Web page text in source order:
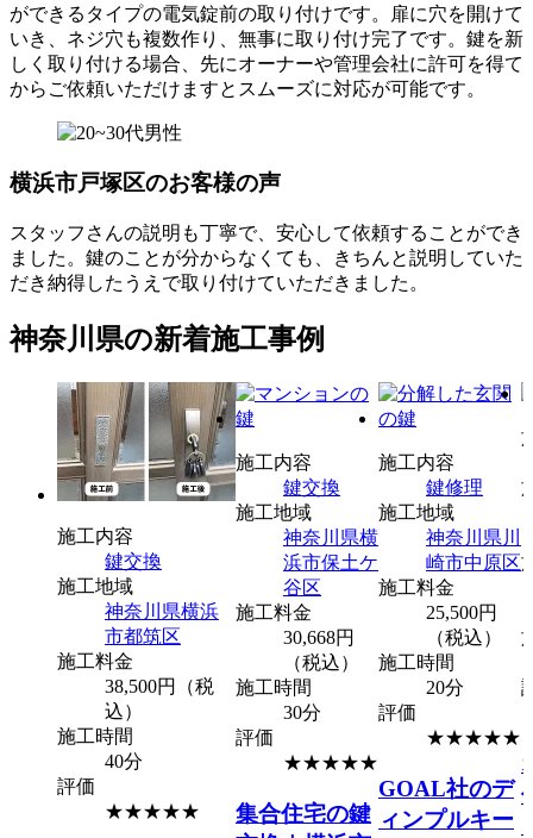
ができるタイプの電気錠前の取り付けです。扉に穴を開けて
いき、ネジ穴も複数作り、無事に取り付け完了です。鍵を新
しく取り付ける場合、先にオーナーや管理会社に許可を得て
からご依頼いただけますとスムーズに対応が可能です。
横浜市戸塚区のお客様の声
スタッフさんの説明も丁寧で、安心して依頼することができ
ました。鍵のことが分からなくても、きちんと説明していた
だき納得したうえで取り付けていただきました。
神奈川県の新着施工事例
施工内容
鍵交換
施工地域
神奈川県横浜
市都筑区
施工料金
38,500円（税
込）
施工時間
40分
評価
★★★★★
施工内容
鍵交換
施工地域
神奈川県横
浜市保土ケ
谷区
施工料金
30,668円
（税込）
施工時間
30分
評価
★★★★★
集合住宅の鍵
施工内容
鍵修理
施工地域
神奈川県 川
崎市中原区
施工料金
25,500円
（税込）
施工時間
20分
評価
★★★★★
GOAL社のデ
ィンプルキー